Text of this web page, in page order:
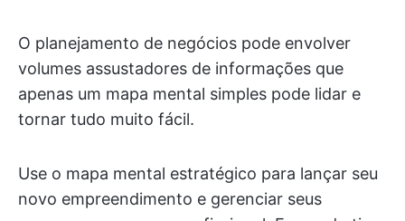
O planejamento de negócios pode envolver
volumes assustadores de informações que
apenas um mapa mental simples pode lidar e
tornar tudo muito fácil.
Use o mapa mental estratégico para lançar seu
novo empreendimento e gerenciar seus